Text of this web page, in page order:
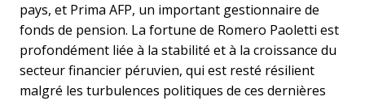
pays, et Prima AFP, un important gestionnaire de
fonds de pension. La fortune de Romero Paoletti est
profondément liée à la stabilité et à la croissance du
secteur financier péruvien, qui est resté résilient
malgré les turbulences politiques de ces dernières